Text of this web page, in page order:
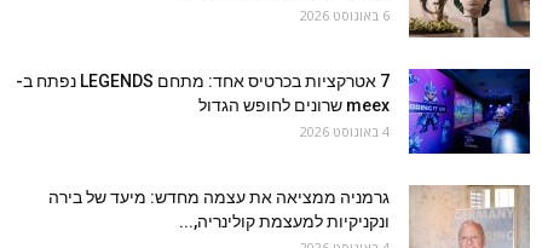
6 באוגוסט 2026
7 אטרקציות בכרטיס אחד: מתחם LEGENDS נפתח ב-
meex שרונים לחופש הגדול
4 באוגוסט 2026
גרמניה ממציאה את עצמה מחדש: מיעד של בירה
ונקניקיות למעצמת קולינריה,...